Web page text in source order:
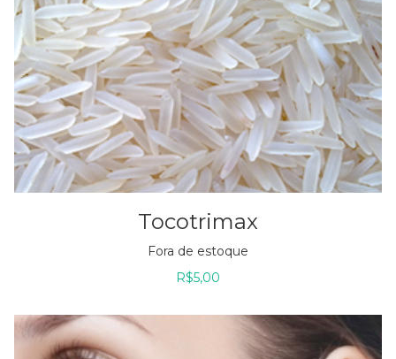
Tocotrimax
Fora de estoque
R$5,00